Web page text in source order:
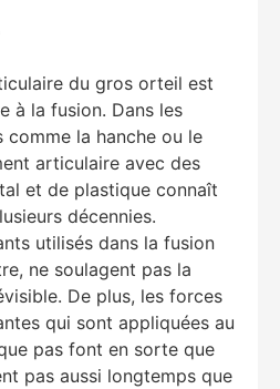
du gros orteil est
à la fusion. Dans les
la hanche ou le
articulaire avec des
et de plastique connaît
décennies.
utilisés dans la fusion
ne soulagent pas la
De plus, les forces
qui sont appliquées au
pas font en sorte que
pas aussi longtemps que